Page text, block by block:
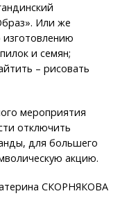
Или же
изготовлению
и семян;
– рисовать
мероприятия
отключить
для большего
акцию.
СКОРНЯКОВА